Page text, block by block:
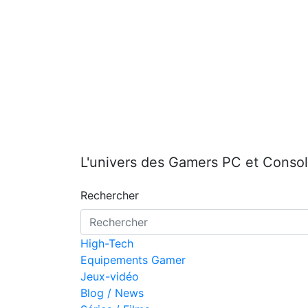
L'univers des Gamers PC et
Rechercher
High-Tech
Equipements Gamer
Jeux-vidéo
Blog / News